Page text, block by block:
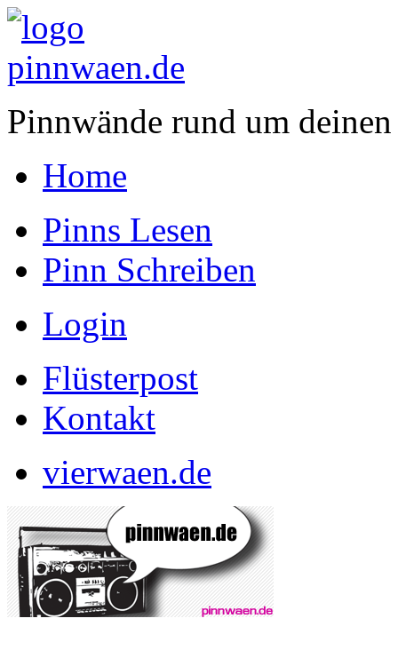
Pinnwände rund um
Home
Pinns Lesen
Pinn Schreiben
Login
Flüsterpost
Kontakt
vierwaen.de